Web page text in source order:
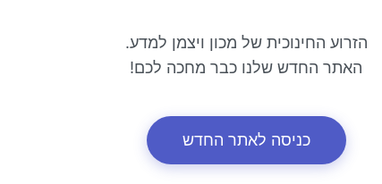
הזרוע החינוכית של מכון ויצמן למדע.
האתר החדש שלנו כבר מחכה לכם!
כניסה לאתר החדש